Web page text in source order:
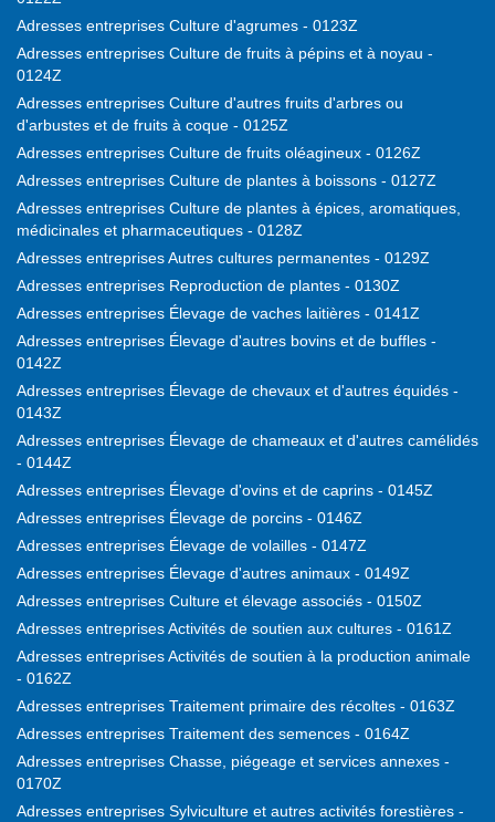
Adresses entreprises Culture d'agrumes - 0123Z
Adresses entreprises Culture de fruits à pépins et à noyau -
0124Z
Adresses entreprises Culture d'autres fruits d'arbres ou
d'arbustes et de fruits à coque - 0125Z
Adresses entreprises Culture de fruits oléagineux - 0126Z
Adresses entreprises Culture de plantes à boissons - 0127Z
Adresses entreprises Culture de plantes à épices, aromatiques,
médicinales et pharmaceutiques - 0128Z
Adresses entreprises Autres cultures permanentes - 0129Z
Adresses entreprises Reproduction de plantes - 0130Z
Adresses entreprises Élevage de vaches laitières - 0141Z
Adresses entreprises Élevage d'autres bovins et de buffles -
0142Z
Adresses entreprises Élevage de chevaux et d'autres équidés -
0143Z
Adresses entreprises Élevage de chameaux et d'autres camélidés
- 0144Z
Adresses entreprises Élevage d'ovins et de caprins - 0145Z
Adresses entreprises Élevage de porcins - 0146Z
Adresses entreprises Élevage de volailles - 0147Z
Adresses entreprises Élevage d'autres animaux - 0149Z
Adresses entreprises Culture et élevage associés - 0150Z
Adresses entreprises Activités de soutien aux cultures - 0161Z
Adresses entreprises Activités de soutien à la production animale
- 0162Z
Adresses entreprises Traitement primaire des récoltes - 0163Z
Adresses entreprises Traitement des semences - 0164Z
Adresses entreprises Chasse, piégeage et services annexes -
0170Z
Adresses entreprises Sylviculture et autres activités forestières -